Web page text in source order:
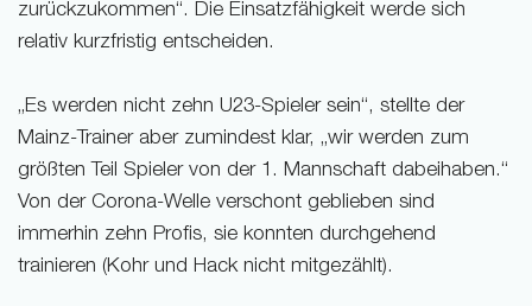
zurückzukommen“. Die Einsatzfähigkeit werde sich
relativ kurzfristig entscheiden.
„Es werden nicht zehn U23-Spieler sein“, stellte der
Mainz-Trainer aber zumindest klar, „wir werden zum
größten Teil Spieler von der 1. Mannschaft dabeihaben.“
Von der Corona-Welle verschont geblieben sind
immerhin zehn Profis, sie konnten durchgehend
trainieren (Kohr und Hack nicht mitgezählt).